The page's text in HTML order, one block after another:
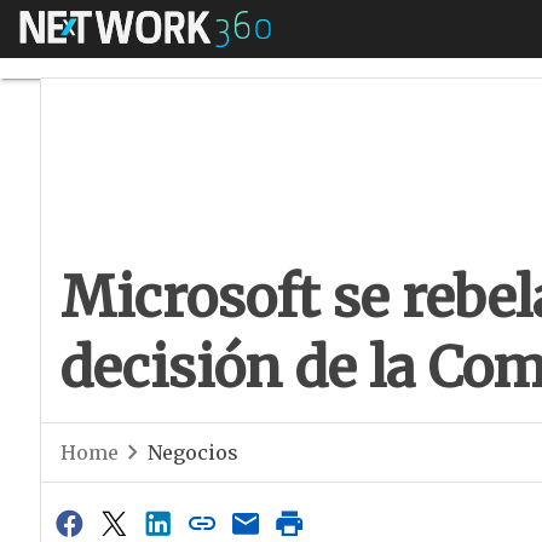
Menú Microsoft se
Microsoft se
decisión de la
Home Negocios